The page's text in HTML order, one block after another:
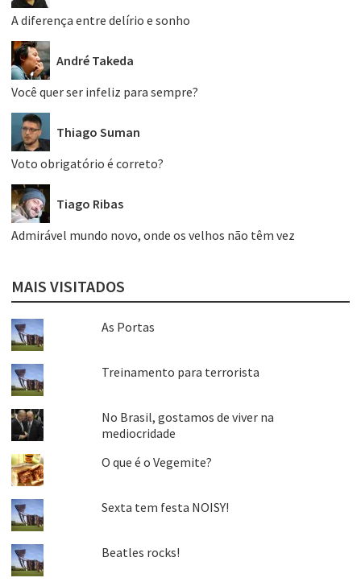
A diferença entre delírio e sonho
André Takeda
Você quer ser infeliz para sempre?
Thiago Suman
Voto obrigatório é correto?
Tiago Ribas
Admirável mundo novo, onde os velhos não têm vez
MAIS VISITADOS
As Portas
Treinamento para terrorista
No Brasil, gostamos de viver na
mediocridade
O que é o Vegemite?
Sexta tem festa NOISY!
Beatles rocks!